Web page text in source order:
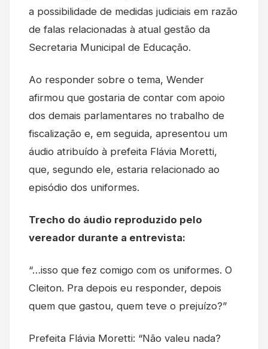
a possibilidade de medidas judiciais em razão
de falas relacionadas à atual gestão da
Secretaria Municipal de Educação.
Ao responder sobre o tema, Wender
afirmou que gostaria de contar com apoio
dos demais parlamentares no trabalho de
fiscalização e, em seguida, apresentou um
áudio atribuído à prefeita Flávia Moretti,
que, segundo ele, estaria relacionado ao
episódio dos uniformes.
Trecho do áudio reproduzido pelo
vereador durante a entrevista:
“…isso que fez comigo com os uniformes. O
Cleiton. Pra depois eu responder, depois
quem que gastou, quem teve o prejuízo?”
Prefeita Flávia Moretti: “Não valeu nada?